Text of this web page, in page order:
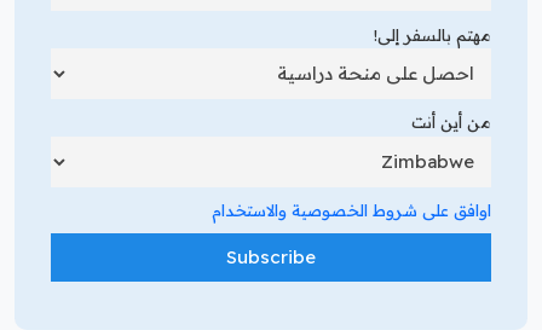
مهتم بالسفر إلى!
من أين أنت
اوافق على شروط الخصوصية والاستخدام